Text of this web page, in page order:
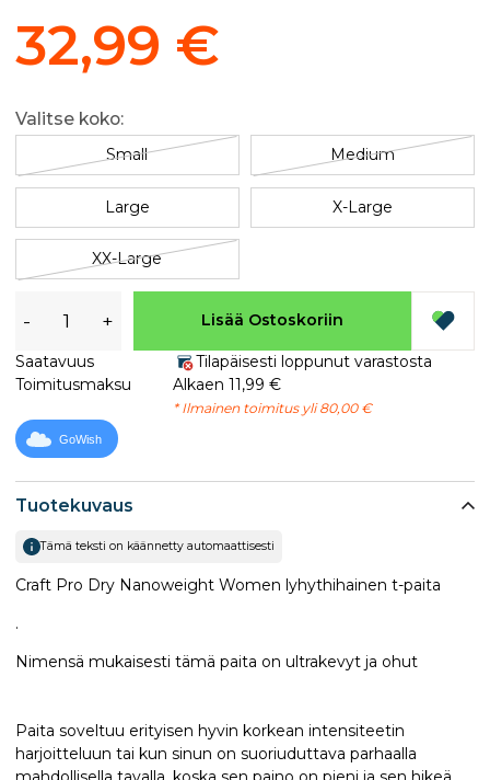
Tuotekuvaus
Tämä teksti on käännetty automaattisesti
Craft Pro Dry Nanoweight Women lyhythihainen t-paita
.
Nimensä mukaisesti tämä paita on ultrakevyt ja ohut
Paita soveltuu erityisen hyvin korkean intensiteetin
harjoitteluun tai kun sinun on suoriuduttava parhaalla
32,99 €
Valitse koko:
Small Medium
Large X-Large
XX-Large
- + Lisää Ostoskoriin
Saatavuus
Tilapäisesti loppunut varastosta
Toimitusmaksu
Alkaen 11,99 €
* Ilmainen toimitus yli 80,00 €
GoWish